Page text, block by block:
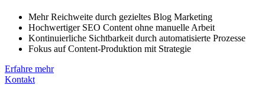
Mehr Reichweite durch gezieltes Blog Marketing
Hochwertiger SEO Content ohne manuelle Arbeit
Kontinuierliche Sichtbarkeit durch automatisierte Prozesse
Fokus auf Content-Produktion mit Strategie
Erfahre mehr
Kontakt